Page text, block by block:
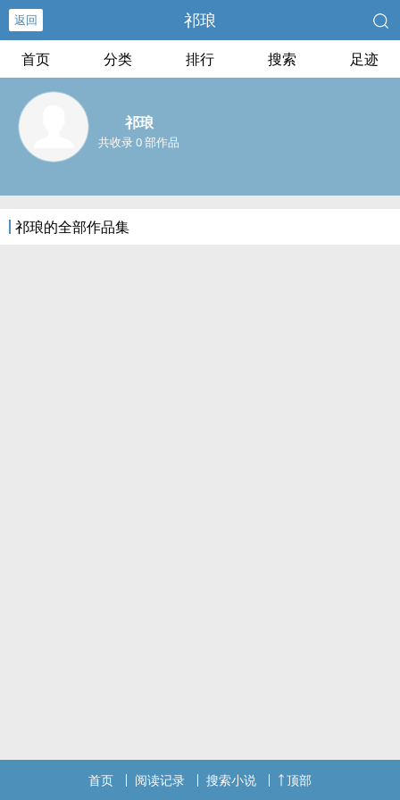
返回 祁琅
首页 分类 排行 搜索 足迹
祁琅
共收录 0 部作品
祁琅的全部作品集
首页 阅读记录 搜索小说 顶部